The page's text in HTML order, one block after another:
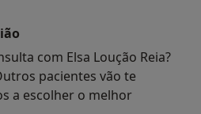
com Elsa Loução Reia?
pacientes vão te
a escolher o melhor